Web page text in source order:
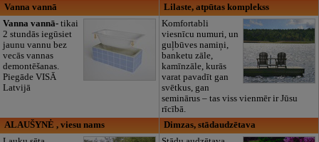
Vanna vannā
Vanna vannā- tikai
2 stundās iegūsiet
jaunu vannu bez
vecās vannas
demontēšanas.
Piegāde VISĀ
Latvijā
Lilaste, atpūtas komplekss
Komfortabli
viesnīcu numuri, un
guļbūves namiņi,
banketu zāle,
kamīnzāle, kurās
varat pavadīt gan
svētkus, gan
seminārus – tas viss vienmēr ir Jūsu
rīcībā.
ALAUŠYNĖ , viesu nams
Dimzas, stādaudzētava